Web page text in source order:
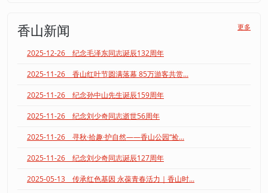
香山新闻 更多
2025-12-26 纪念毛泽东同志诞辰132周年
2025-11-26 香山红叶节圆满落幕 85万游客共赏...
2025-11-26 纪念孙中山先生诞辰159周年
2025-11-26 纪念刘少奇同志逝世56周年
2025-11-26 寻秋·拾趣·护自然——香山公园“捡...
2025-11-26 纪念刘少奇同志诞辰127周年
2025-05-13 传承红色基因 永葆青春活力｜香山时...